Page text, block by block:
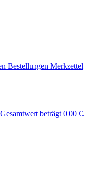
Bestellungen Merkzettel
beträgt 0,00 €.